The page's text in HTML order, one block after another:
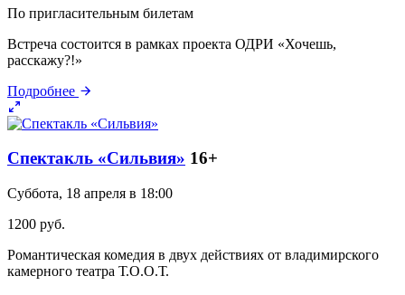
По пригласительным билетам
Встреча состоится в рамках проекта ОДРИ «Хочешь,
расскажу?!»
Подробнее
Спектакль «Сильвия» 16+
Суббота, 18 апреля в 18:00
1200 руб.
Романтическая комедия в двух действиях от владимирского
камерного театра Т.О.О.Т.